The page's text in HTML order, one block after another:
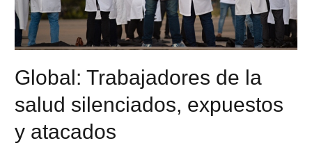
Global: Trabajadores de la
salud silenciados, expuestos
y atacados